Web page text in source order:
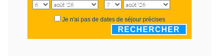
Je n'ai pas de dates de séjour précises
RECHERCHER